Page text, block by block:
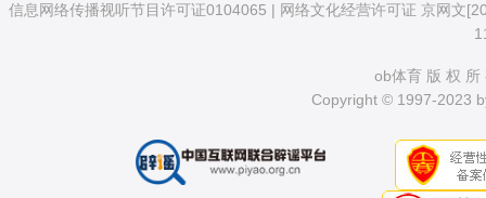
信息网络传播视听节目许可证0104065 | 网络文化经营许可证 京网文
ob体育 版 权 所
Copyright © 1997-2023